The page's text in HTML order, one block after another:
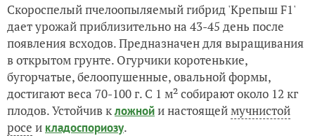
Скороспелый пчелоопыляемый гибрид 'Крепыш F1'
дает урожай приблизительно на 43-45 день после
появления всходов. Предназначен для выращивания
в открытом грунте. Огурчики коротенькие,
бугорчатые, белоопушенные, овальной формы,
достигают веса 70-100 г. С 1 м² собирают около 12 кг
плодов. Устойчив кложнойи настоящей мучнистой
росе и кладоспориозу.